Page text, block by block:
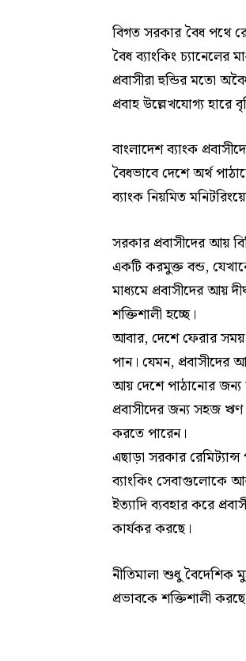
বিগত সরকার বৈধ পথে
বৈধ ব্যাংকিং চ্যানেলের
প্রবাসীরা হুন্ডির মতো
প্রবাহ উল্লেখযোগ্য হারে
বাংলাদেশ ব্যাংক
বৈধভাবে দেশে অর্থ
ব্যাংক নিয়মিত
সরকার প্রবাসীদের আয়
একটি করমুক্ত বন্ড,
মাধ্যমে প্রবাসীদের আয়
শক্তিশালী হচ্ছে।
আবার, দেশে ফেরার সময়
পান। যেমন, প্রবাসীদের
আয় দেশে পাঠানোর জন্য
প্রবাসীদের জন্য সহজ ঋণ
করতে পারেন।
এছাড়া সরকার
ব্যাংকিং সেবাগুলোকে
ইত্যাদি ব্যবহার করে
কার্যকর করছে।
নীতিমালা শুধু বৈদেশিক
প্রভাবকে শক্তিশালী